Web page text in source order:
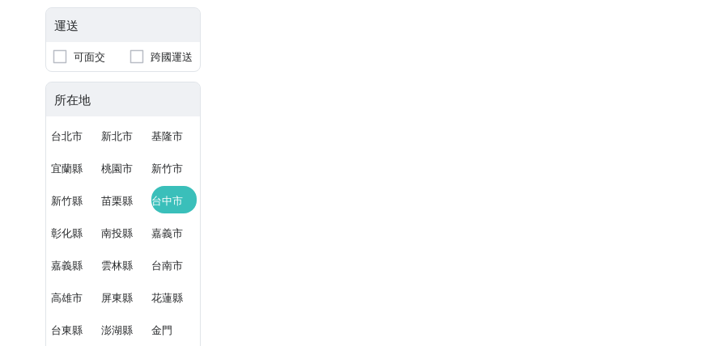
運送
可面交 跨國運送
所在地
台北市 新北市 基隆市
宜蘭縣 桃園市 新竹市
新竹縣 苗栗縣 台中市
彰化縣 南投縣 嘉義市
嘉義縣 雲林縣 台南市
高雄市 屏東縣 花蓮縣
台東縣 澎湖縣 金門